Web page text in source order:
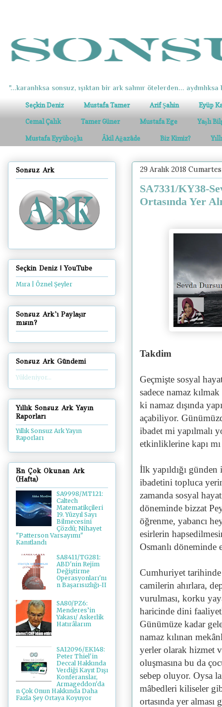
"...karanlıksa sonsuz, ışıktan bir ark salınır ötelerden... aydınlıksa
Seçkin Deniz Mustafa Tamer Arif Şahin Eyüp
Cemal Çalık Tamer Güner Mustafa Ege Yaşlı
Mustafa Eyyüboğlu Âkil Ağazâde Biz Kimiz?
29 Aralık 2018
SA7331/KY38-
Ortasında Yer
Takdim
Geçmişte sosyal
sadece namaz
ki namaz dışında
açabiliyor.
ibadet mi yapılmalı
etkinliklerine kapı mı
İlk yapıldığı
ibadetini topluca
zamanda sosyal
döneminde bizzat
öğrenme, yabancı
esirlerin
Osmanlı döneminde
Cumhuriyet tarihinde
camilerin ahırlara,
vurulması, korku
haricinde dini
Günümüze kadar
namaz kılınan
yerler olarak hizmet
oluşmasına bu da
sebep oluyor. Oysa
mâbedleri kiliseler
ortasında yer alması
Sonsuz Ark
Seçkin Deniz | YouTube
Mıra | Öznel Şeyler
Sonsuz Ark'ı Paylaşır
mısın?
Sonsuz Ark Gündemi
Yükleniyor...
Yıllık Sonsuz Ark Yayın
Raporları
Yıllık Sonsuz Ark Yayın
Raporları
En Çok Okunan Ark
(Hafta)
SA9998/MT121:
Caltech
Matematikçileri
19. Yüzyıl Sayı
Bilmecesini
Çözdü; Nihayet
"Patterson Varsayımı"
Kanıtlandı
SA8411/TG281:
ABD'nin Rejim
Değiştirme
Operasyonları'nı
n Başarısızlığı-II
SA80/PZ6:
Menderes’in
Yakası/ Askerlik
Hatırâlarım
SA12096/EK148:
Peter Thiel'in
Deccal Hakkında
Verdiği Kayıt Dışı
Konferanslar,
Armageddon'da
n Çok Onun Hakkında Daha
Fazla Şey Ortaya Koyuyor